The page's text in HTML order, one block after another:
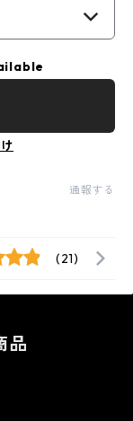
通報する
(21)
品